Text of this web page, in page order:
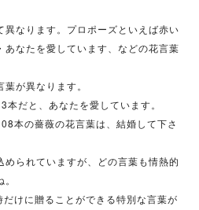
なります。プロポーズといえば赤い
なたを愛しています、などの花言葉
が異なります。
だと、あなたを愛しています。
本の薔薇の花言葉は、結婚して下さ
られていますが、どの言葉も情熱的
けに贈ることができる特別な言葉が